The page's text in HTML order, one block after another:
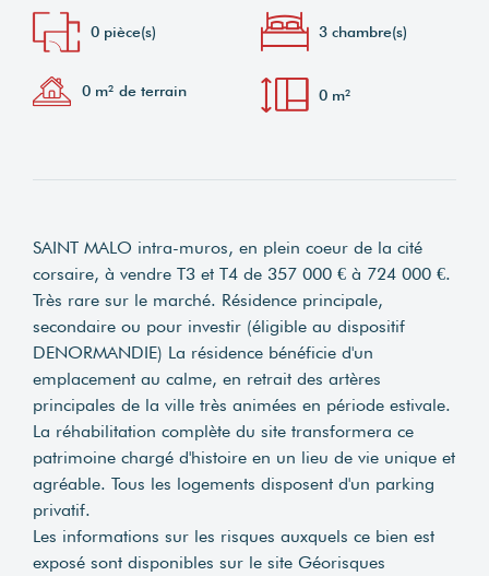
0 pièce(s) 3 chambre(s)
0 m² de terrain 0 m²
SAINT MALO intra-muros, en plein coeur de la cité
corsaire, à vendre T3 et T4 de 357 000 € à 724 000 €.
Très rare sur le marché. Résidence principale,
secondaire ou pour investir (éligible au dispositif
DENORMANDIE) La résidence bénéficie d'un
emplacement au calme, en retrait des artères
principales de la ville très animées en période estivale.
La réhabilitation complète du site transformera ce
patrimoine chargé d'histoire en un lieu de vie unique et
agréable. Tous les logements disposent d'un parking
privatif.
Les informations sur les risques auxquels ce bien est
exposé sont disponibles sur le site Géorisques